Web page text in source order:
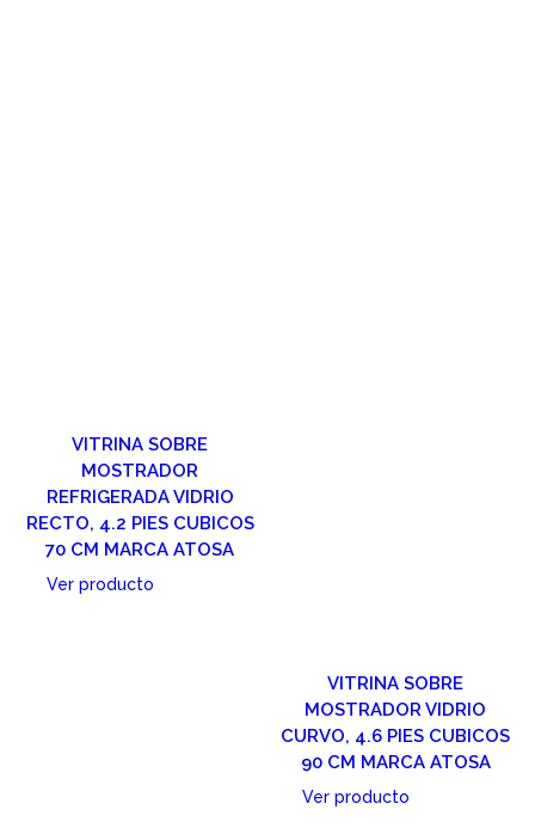
VITRINA SOBRE
MOSTRADOR
REFRIGERADA VIDRIO
RECTO, 4.2 PIES CUBICOS
70 CM MARCA ATOSA
Ver producto
VITRINA SOBRE
MOSTRADOR VIDRIO
CURVO, 4.6 PIES CUBICOS
90 CM MARCA ATOSA
Ver producto